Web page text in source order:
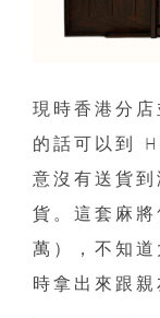
現時香港分
的話可以到
意沒有送貨
貨。這套麻
萬），不知
時拿出來跟